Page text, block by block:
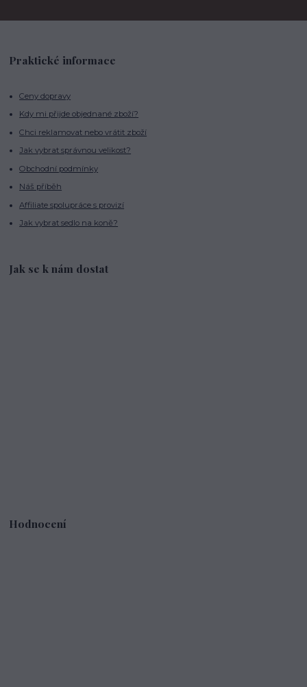
Praktické informace
Ceny dopravy
Kdy mi přijde objednané zboží?
Chci reklamovat nebo vrátit zboží
Jak vybrat správnou velikost?
Obchodní podmínky
Náš příběh
Affiliate spolupráce s provizí
Jak vybrat sedlo na koně?
Jak se k nám dostat
Hodnocení